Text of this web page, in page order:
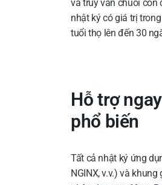
và truy vấn chuỗi con
nhật ký có giá trị
tuổi thọ lên đến 30
Hỗ trợ
phổ biến
Tất cả nhật ký ứng
NGINX, v.v.) và